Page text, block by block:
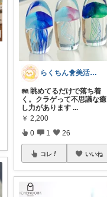
らくちん🐥美活with🐕
🪼 眺めてるだけで落ち着
く。クラゲって不思議な癒
し力があります ...
￥ 2,200
0 1 26
コレ いいね